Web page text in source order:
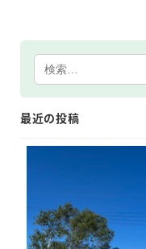
最近の投稿